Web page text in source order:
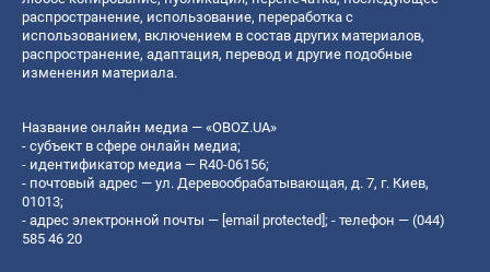
распространение, использование, переработка с
использованием, включением в состав других материалов,
распространение, адаптация, перевод и другие подобные
изменения материала.
Название онлайн медиа — «OBOZ.UA»
- субъект в сфере онлайн медиа;
- идентификатор медиа — R40-06156;
- почтовый адрес — ул. Деревообрабатывающая, д. 7, г. Киев,
01013;
- адрес электронной почты — [email protected] ; - телефон — (044)
585 46 20